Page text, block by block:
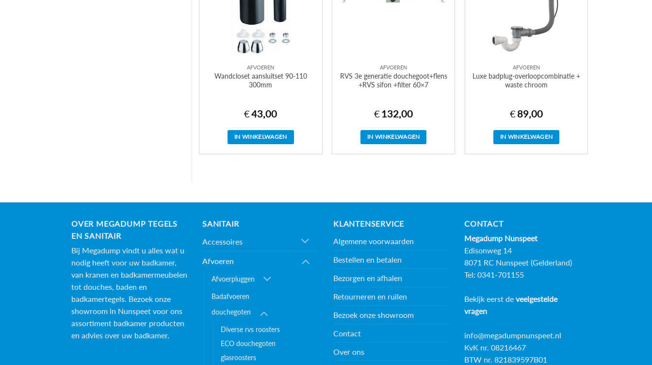
AFVOEREN
Wandcloset aansluitset 90-110
300mm
€43,00
IN WINKELWAGEN
AFVOEREN
RVS 3e generatie douchegoot+flens
+RVS sifon +filter 60×7
€ 132,00
IN WINKELWAGEN
AFVOEREN
Luxe badplug-overloopcombinatie +
waste chroom
€ 89,00
IN WINKELWAGEN
OVER MEGADUMP TEGELS
EN SANITAIR
Bij Megadump vindt u alles wat u
nodig heeft voor uw badkamer,
van kranen en badkamermeubelen
tot douches, baden en
badkamertegels. Bezoek onze
showroom in Nunspeet voor ons
assortiment badkamer producten
en advies over uw badkamer.
SANITAIR
Accessoires
Afvoeren
Afvoerpluggen
Badafvoeren
douchegoten
Diverse rvs roosters
ECO douchegoten
glasroosters
KLANTENSERVICE
Algemene voorwaarden
Bestellen en betalen
Bezorgen en afhalen
Retourneren en ruilen
Bezoek onze showroom
Contact
Over ons
CONTACT
Megadump Nunspeet
Edisonweg 14
8071 RC Nunspeet (Gelderland)
Tel: 0341-701155
Bekijk eerst de veelgestelde
vragen
info@megadumpnunspeet.nl
KvK nr. 08216467
BTW nr. 821839597B01